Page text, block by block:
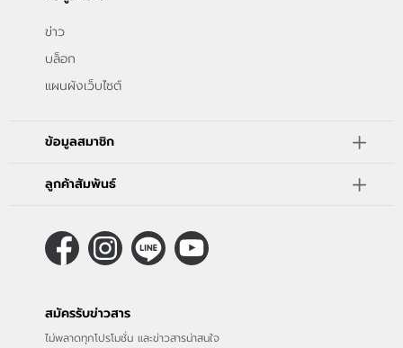
แจ้งชำระเงิน
ข่าว
บล็อก
แผนผังเว็บไซต์
ข้อมูลสมาชิก
ลูกค้าสัมพันธ์
สมัครรับข่าวสาร
ไม่พลาดทุกโปรโมชั่น และข่าวสารน่าสนใจ